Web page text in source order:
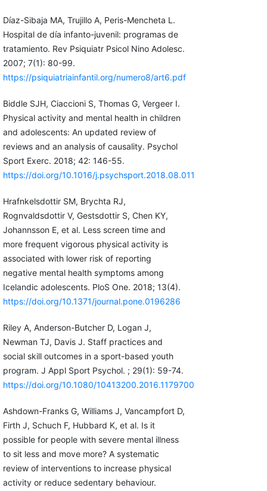
Díaz-Sibaja MA, Trujillo A, Peris-Mencheta L.
Hospital de día infanto-juvenil: programas de
tratamiento. Rev Psiquiatr Psicol Nino Adolesc.
2007; 7(1): 80-99.
https://psiquiatriainfantil.org/numero8/art6.pdf
Biddle SJH, Ciaccioni S, Thomas G, Vergeer I.
Physical activity and mental health in children
and adolescents: An updated review of
reviews and an analysis of causality. Psychol
Sport Exerc. 2018; 42: 146-55.
https://doi.org/10.1016/j.psychsport.2018.08.011
Hrafnkelsdottir SM, Brychta RJ,
Rognvaldsdottir V, Gestsdottir S, Chen KY,
Johannsson E, et al. Less screen time and
more frequent vigorous physical activity is
associated with lower risk of reporting
negative mental health symptoms among
Icelandic adolescents. PloS One. 2018; 13(4).
https://doi.org/10.1371/journal.pone.0196286
Riley A, Anderson-Butcher D, Logan J,
Newman TJ, Davis J. Staff practices and
social skill outcomes in a sport-based youth
program. J Appl Sport Psychol. ; 29(1): 59-74.
https://doi.org/10.1080/10413200.2016.1179700
Ashdown-Franks G, Williams J, Vancampfort D,
Firth J, Schuch F, Hubbard K, et al. Is it
possible for people with severe mental illness
to sit less and move more? A systematic
review of interventions to increase physical
activity or reduce sedentary behaviour.